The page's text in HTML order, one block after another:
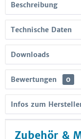
Beschreibung
Technische Daten
Downloads
Bewertungen 0
Infos zum
Zubehör &